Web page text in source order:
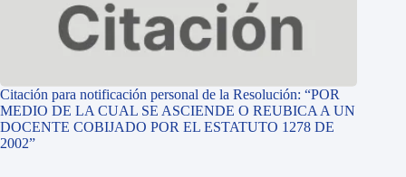
Citación para notificación personal de la Resolución: “POR
MEDIO DE LA CUAL SE ASCIENDE O REUBICA A UN
DOCENTE COBIJADO POR EL ESTATUTO 1278 DE
2002”